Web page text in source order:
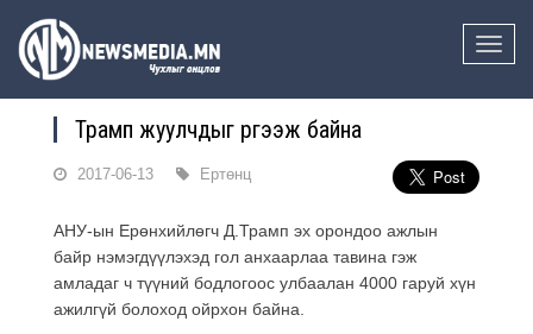
Toggle
Трамп жуулчдыг үргээж байна
2017-06-13 Ертөнц
АНУ-ын Ерөнхийлөгч Д.Трамп эх орондоо ажлын
байр нэмэгдүүлэхэд гол анхаарлаа тавина гэж
амладаг ч түүний бодлогоос улбаалан 4000 гаруй хүн
ажилгүй болоход ойрхон байна.